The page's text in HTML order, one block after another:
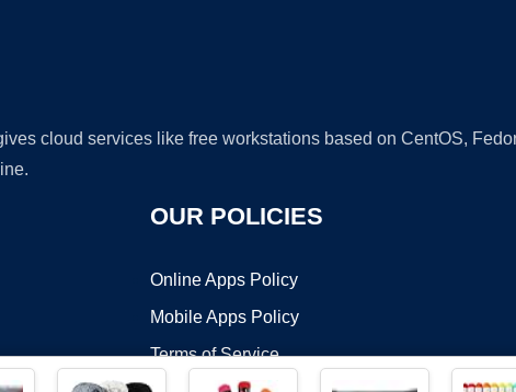
cloud services like free workstations based on CentOS,
OUR POLICIES
Online Apps Policy
Mobile Apps Policy
Terms of Service